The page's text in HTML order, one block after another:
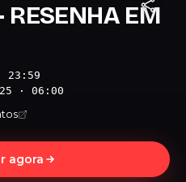
RESENHA EM
23:59
· 06:00
agora